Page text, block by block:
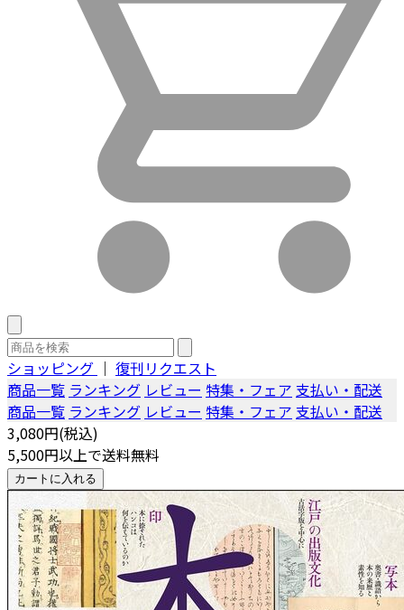
ショッピング ｜ 復刊リクエスト
商品一覧 ランキング レビュー 特集・フェア 支払い・配送
商品一覧 ランキング レビュー 特集・フェア 支払い・配送
3,080円(税込)
5,500円以上で送料無料
カートに入れる